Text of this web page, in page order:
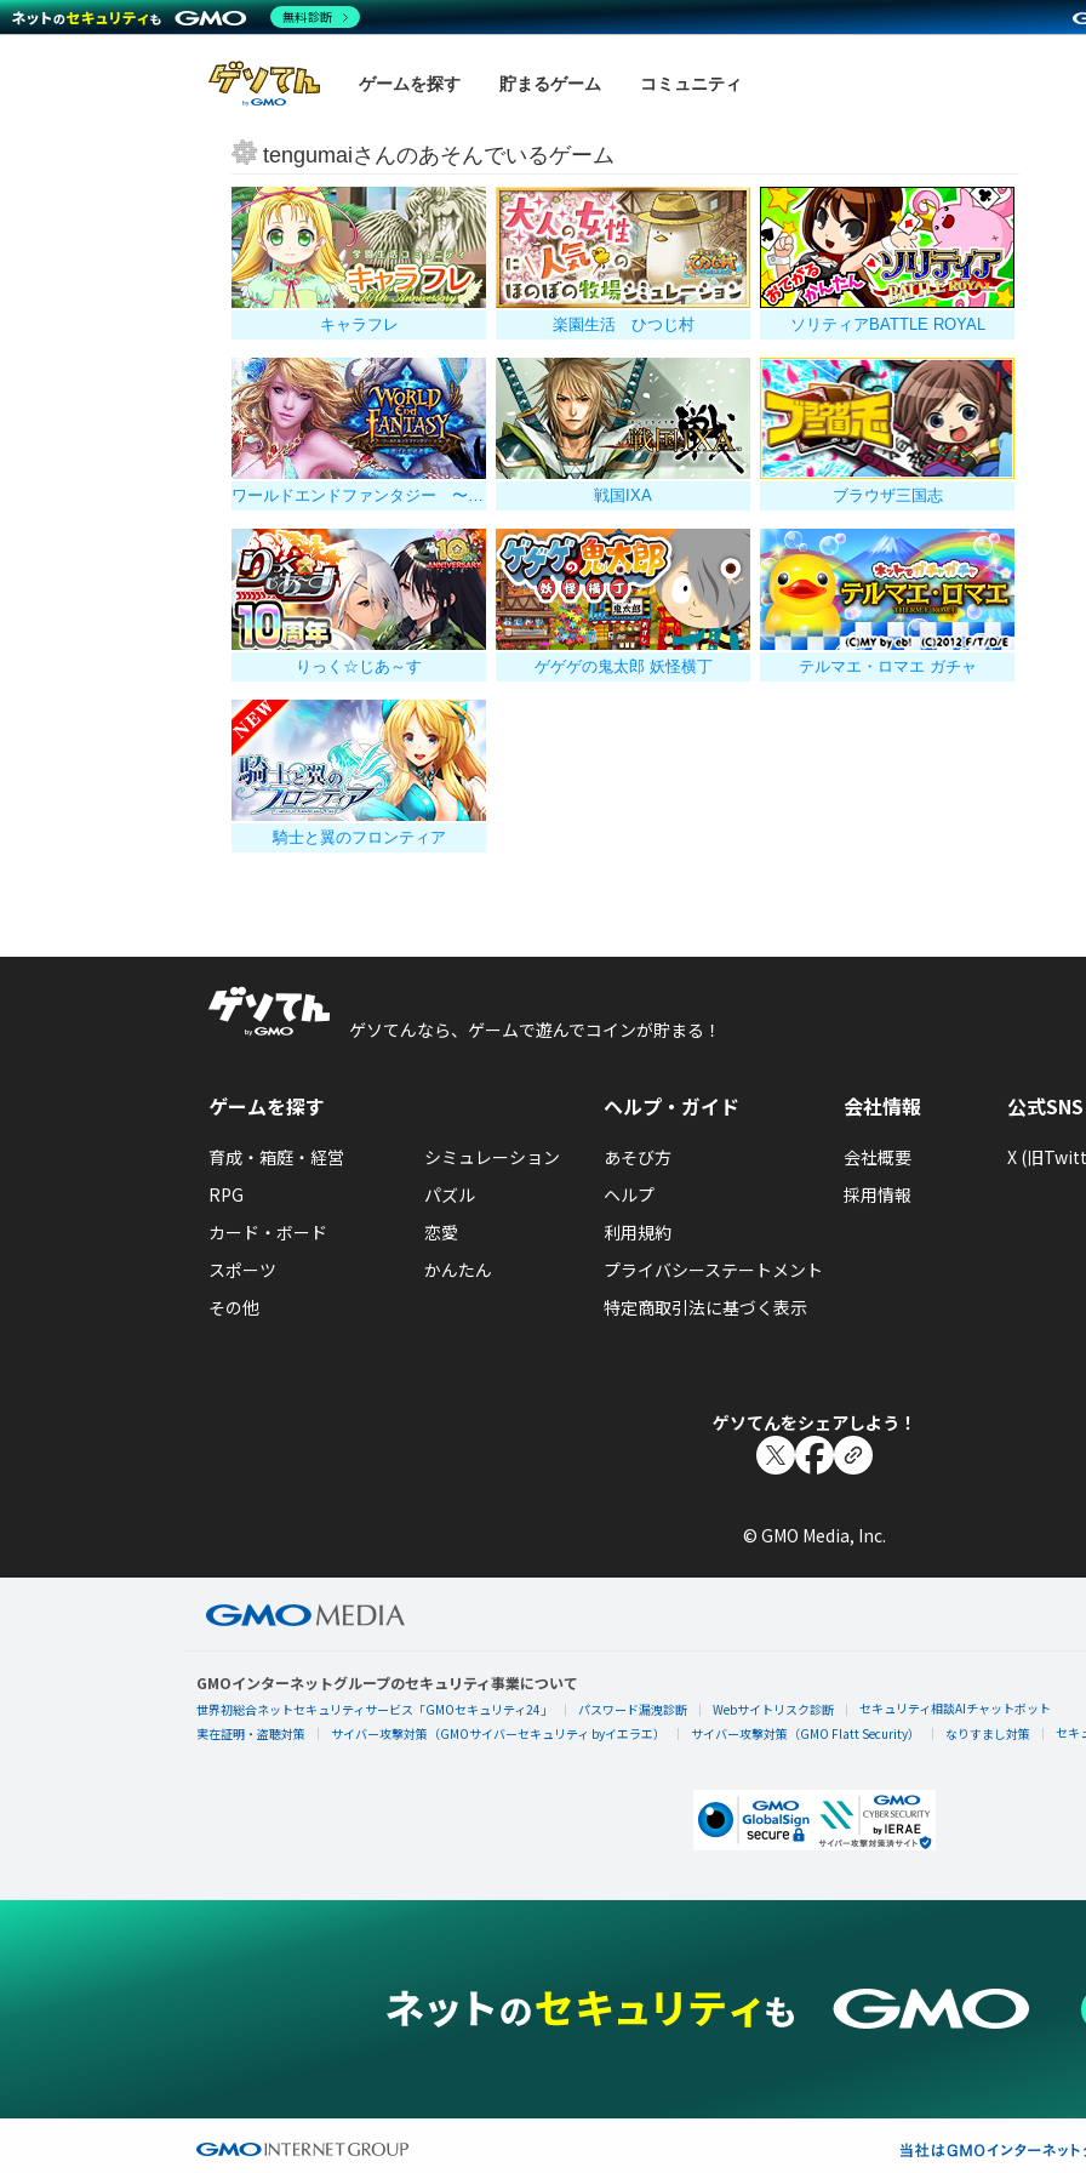
ゲームを探す 貯まるゲーム コミュニティ
tengumaiさんのあそんでいるゲーム
キャラフレ 楽園生活 ひつじ村 ソリティアBATTLE ROYAL
ワールドエンドファンタジー 〜選ばれし勇者 戦国IXA ブラウザ三国志
りっく☆じあ～す ゲゲゲの鬼太郎 妖怪横丁 テルマエ・ロマエ ガチャ
騎士と翼のフロンティア
ゲソてんなら、ゲームで遊んでコインが貯まる！
ゲームを探す
育成・箱庭・経営
シミュレーション
RPG
パズル
カード・ボード
恋愛
スポーツ
かんたん
その他
ヘルプ・ガイド
あそび方
ヘルプ
利用規約
プライバシーステートメント
特定商取引法に基づく表示
会社情報
会社概要
採用情報
公式SNS
X (旧
ゲソてんをシェアしよう！
© GMO Media, Inc.
GMOインターネットグループのセキュリティ事業について
世界初総合ネットセキュリティサービス「GMOセキュリティ24」 パスワード漏洩診断 Webサイトリスク診断
セキュリティ相談AIチャットボット
実在証明・盗聴対策
サイバー攻撃対策（GMOサイバーセキュリティ byイエラエ） サイバー攻撃対策（GMO Flatt Security） なりすまし対策 セキ
無料診断